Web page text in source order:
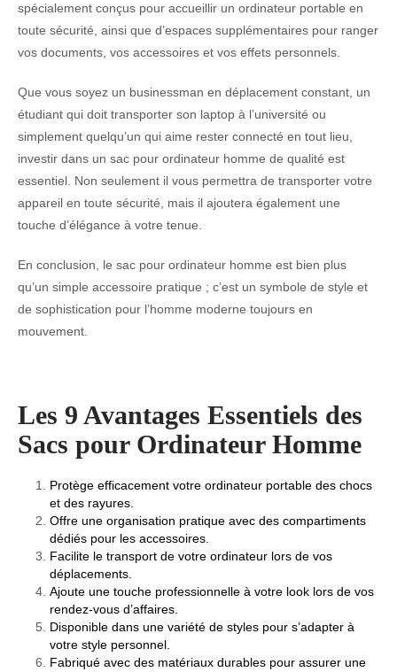
spécialement conçus pour accueillir un ordinateur portable en
toute sécurité, ainsi que d’espaces supplémentaires pour ranger
vos documents, vos accessoires et vos effets personnels.
Que vous soyez un businessman en déplacement constant, un
étudiant qui doit transporter son laptop à l’université ou
simplement quelqu’un qui aime rester connecté en tout lieu,
investir dans un sac pour ordinateur homme de qualité est
essentiel. Non seulement il vous permettra de transporter votre
appareil en toute sécurité, mais il ajoutera également une
touche d’élégance à votre tenue.
En conclusion, le sac pour ordinateur homme est bien plus
qu’un simple accessoire pratique ; c’est un symbole de style et
de sophistication pour l’homme moderne toujours en
mouvement.
Les 9 Avantages Essentiels des
Sacs pour Ordinateur Homme
Protège efficacement votre ordinateur portable des chocs
et des rayures.
Offre une organisation pratique avec des compartiments
dédiés pour les accessoires.
Facilite le transport de votre ordinateur lors de vos
déplacements.
Ajoute une touche professionnelle à votre look lors de vos
rendez-vous d’affaires.
Disponible dans une variété de styles pour s’adapter à
votre style personnel.
Fabriqué avec des matériaux durables pour assurer une